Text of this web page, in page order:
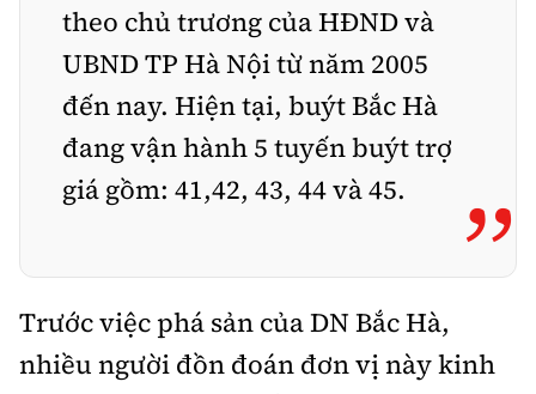
theo chủ trương của HĐND và
UBND TP Hà Nội từ năm 2005
đến nay. Hiện tại, buýt Bắc Hà
đang vận hành 5 tuyến buýt trợ
giá gồm: 41,42, 43, 44 và 45.
”
Trước việc phá sản của DN Bắc Hà,
nhiều người đồn đoán đơn vị này kinh